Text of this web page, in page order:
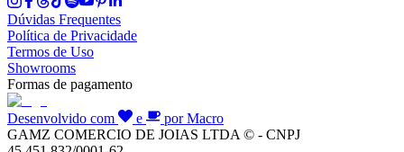
Dúvidas Frequentes
Política de Privacidade
Termos de Uso
Showrooms
Formas de pagamento
Desenvolvido com e
por Macro
GAMZ COMERCIO DE JOIAS LTDA © - CNPJ